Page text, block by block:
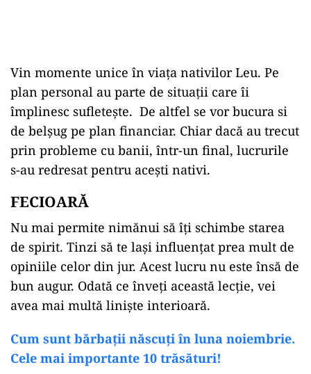
Vin momente unice în viața nativilor Leu. Pe
plan personal au parte de situații care îi
împlinesc sufletește. De altfel se vor bucura si
de belșug pe plan financiar. Chiar dacă au trecut
prin probleme cu banii, într-un final, lucrurile
s-au redresat pentru acești nativi.
FECIOARĂ
Nu mai permite nimănui să îți schimbe starea
de spirit. Tinzi să te lași influențat prea mult de
opiniile celor din jur. Acest lucru nu este însă de
bun augur. Odată ce înveți această lecție, vei
avea mai multă liniște interioară.
Cum sunt bărbații născuți în luna noiembrie.
Cele mai importante 10 trăsături!